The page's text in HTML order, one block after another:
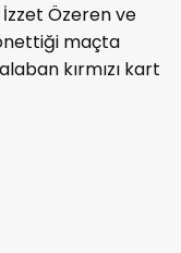
Özeren ve
maçta
kırmızı kart